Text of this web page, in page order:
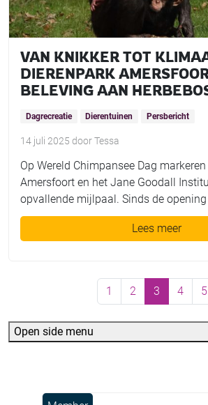
VAN KNIKKER TOT
DIERENPARK
BELEVING AAN
Dagrecreatie Dierentuinen Persbericht
14 juli 2025 doorTessa
Op Wereld Chimpansee Dag
Amersfoort en het Jane Goodall
opvallende mijlpaal. Sinds de opening
Lees meer
Page
1 Page
2 Current
3 Page
4 5
Open side menu